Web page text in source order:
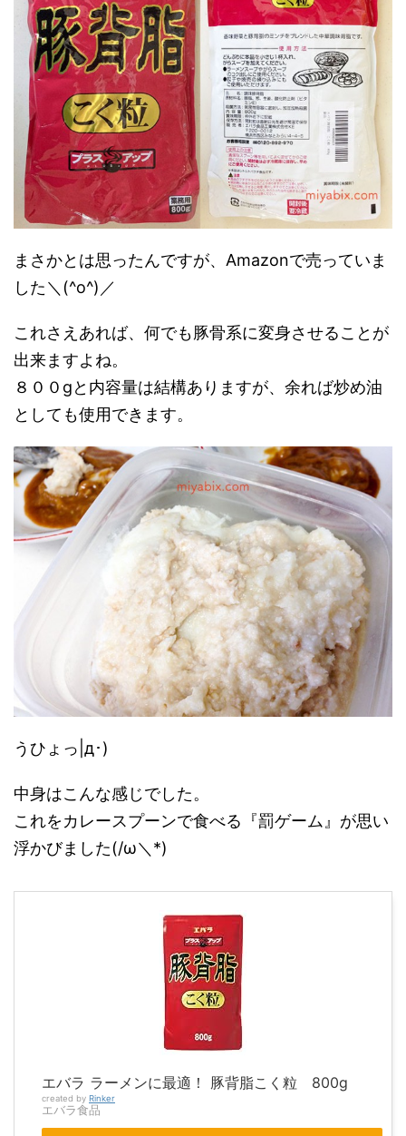
まさかとは思ったんですが、Amazonで売っていま
した＼(^o^)／
これさえあれば、何でも豚骨系に変身させることが
出来ますよね。
８００gと内容量は結構ありますが、余れば炒め油
としても使用できます。
うひょっ|д･)
中身はこんな感じでした。
これをカレースプーンで食べる『罰ゲーム』が思い
浮かびました(/ω＼*)
エバラ ラーメンに最適！ 豚背脂こく粒 800g
created by Rinker
エバラ食品